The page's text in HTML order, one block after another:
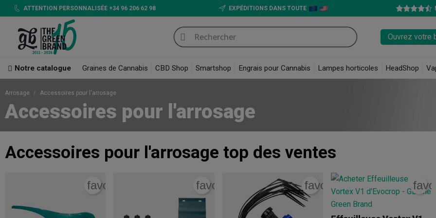
ATTENTION PERSONNALISÉE +34 96 206 62 98 EXPÉDITIONS DANS TOUTE
Ouvrez votre
Notre catalogue Graines de Cannabis CBD Shop Smartshop Engrais pour Cannabis Lampes horticoles HeadShop
Arrosage Accessoires pour l'arrosage
Accessoires pour l'arrosage
Accessoires pour l'arrosage top des ventes
favorite_border favorite_border favorite_border